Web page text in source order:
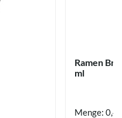
Ramen
ml
Menge: